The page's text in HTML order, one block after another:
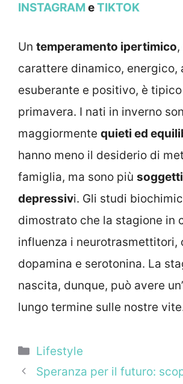
INSTAGRAMeTIKTOK
Un temperamento ipertimico
carattere dinamico, energico,
esuberante e positivo, è
primavera. I nati in inverno
maggiormente quieti ed
hanno meno il desiderio di
famiglia, ma sono più
depressivi. Gli studi
dimostrato che la stagione in
influenza i neurotrasmettitori,
dopamina e serotonina. La
nascita, dunque, può avere
lungo termine sulle nostre
Categorie
Lifestyle
Speranza per il futuro: